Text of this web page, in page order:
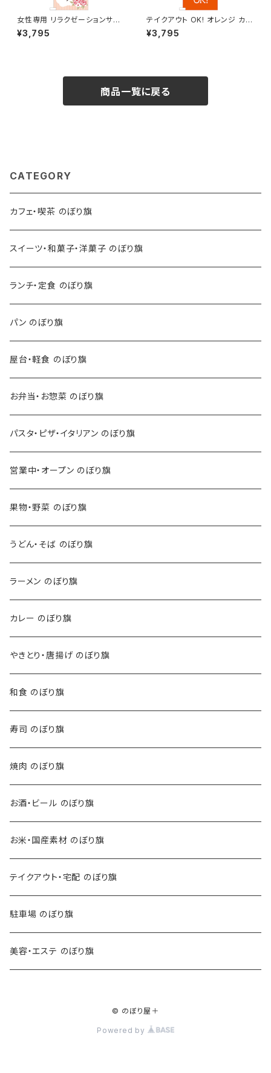
女性専用 リラクゼーションサロ
ン ピンク のぼり旗
¥3,795
テイクアウト OK! オレンジ カフ
ェ コーヒー 2 のぼり旗
¥3,795
商品一覧に戻る
CATEGORY
カフェ・喫茶 のぼり旗
スイーツ・和菓子・洋菓子 のぼり旗
ランチ・定食 のぼり旗
パン のぼり旗
屋台・軽食 のぼり旗
お弁当・お惣菜 のぼり旗
パスタ・ピザ・イタリアン のぼり旗
営業中・オープン のぼり旗
果物・野菜 のぼり旗
うどん・そば のぼり旗
ラーメン のぼり旗
カレー のぼり旗
やきとり・唐揚げ のぼり旗
和食 のぼり旗
寿司 のぼり旗
焼肉 のぼり旗
お酒・ビール のぼり旗
お米・国産素材 のぼり旗
テイクアウト・宅配 のぼり旗
駐車場 のぼり旗
美容・エステ のぼり旗
© のぼり屋＋
Powered by